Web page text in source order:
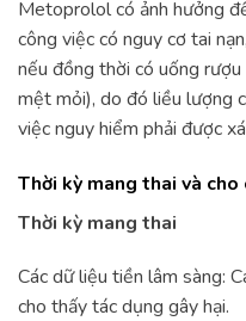
Metoprolol có ảnh hưởng
công việc có nguy cơ tai
nếu đồng thời có uống
mệt mỏi), do đó liều lượng
việc nguy hiểm phải được
Thời kỳ mang thai và cho
Thời kỳ mang thai
Các dữ liệu tiền lâm sàng:
cho thấy tác dụng gây hại.